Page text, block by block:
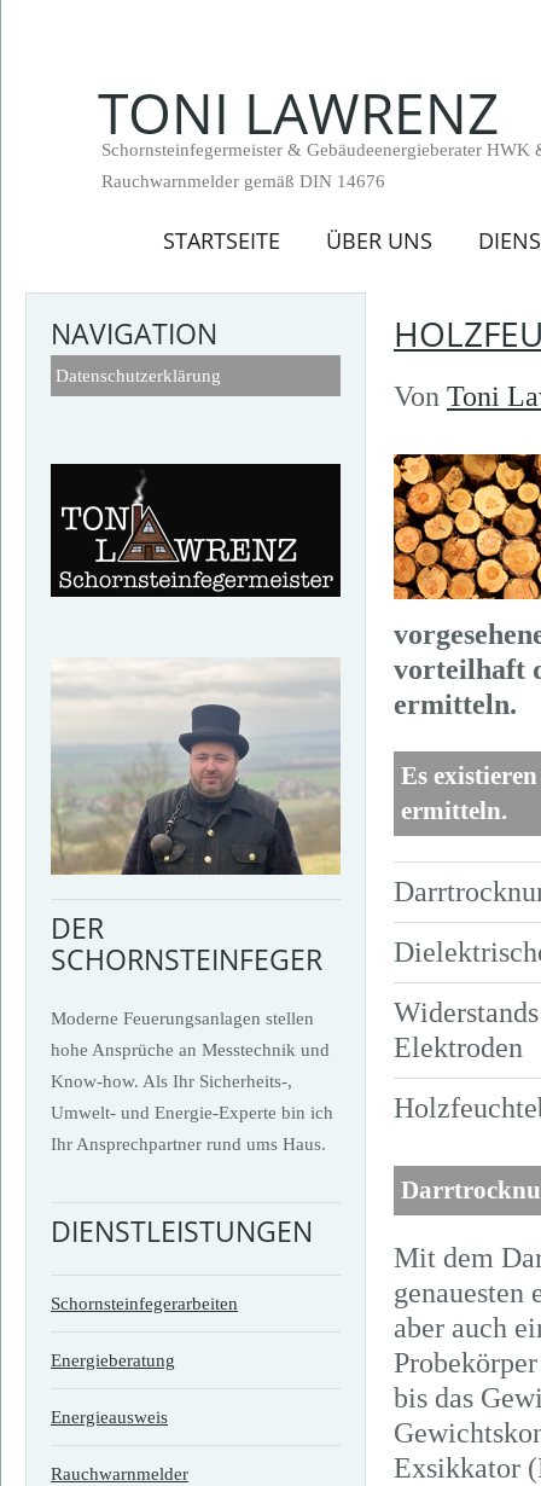
TONI LAWRENZ
Schornsteinfegermeister & Gebäudeenergieberater
Rauchwarnmelder gemäß DIN 14676
STARTSEITE ÜBER UNS
NAVIGATION
Datenschutzerklärung
DER
SCHORNSTEINFEGER
Moderne Feuerungsanlagen stellen
hohe Ansprüche an Messtechnik und
Know-how. Als Ihr Sicherheits-,
Umwelt- und Energie-Experte bin ich
Ihr Ansprechpartner rund ums Haus.
DIENSTLEISTUNGEN
Schornsteinfegerarbeiten
Energieberatung
Energieausweis
Rauchwarnmelder
Von Toni
vorteilhaft
ermitteln.
Es
ermitteln.
Elektroden
Mit dem
aber auch
bis das
Exsikkator